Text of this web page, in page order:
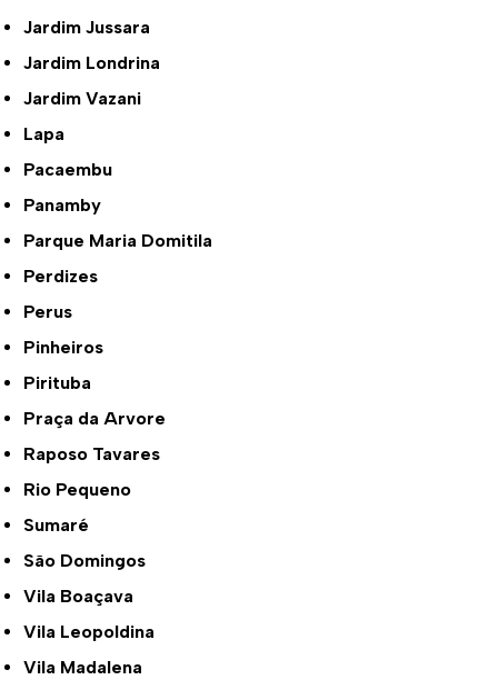
Jardim Jussara
Jardim Londrina
Jardim Vazani
Lapa
Pacaembu
Panamby
Parque Maria Domitila
Perdizes
Perus
Pinheiros
Pirituba
Praça da Arvore
Raposo Tavares
Rio Pequeno
Sumaré
São Domingos
Vila Boaçava
Vila Leopoldina
Vila Madalena